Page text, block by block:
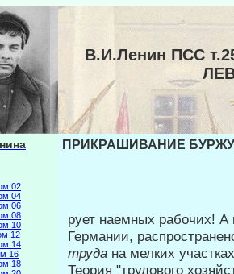
В.И.Ленин ПСС
02
04
06
08
10
12
14
16
18
ПРИКРАШИВАНИЕ
рует наемных рабочих!
Германии,
труда на мелких
Теория "трудового